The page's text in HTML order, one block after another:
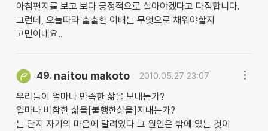
아침편지를 보고 보다 긍정적으로 살아야겠다고 다짐합니다.
그런데, 오늘따라 출출한 이배는 무엇으로 채워야할지
고민이내요..
49. naitou makoto 2010.05.27 23:07
우리들이 얼마나 만족한 삶을 보내는가?
얼마나 비참한 삶을[불행한삶을]지내는가?
는 단지 자기의 마음에 달려있다 그 원인은 밖에 있는 것이